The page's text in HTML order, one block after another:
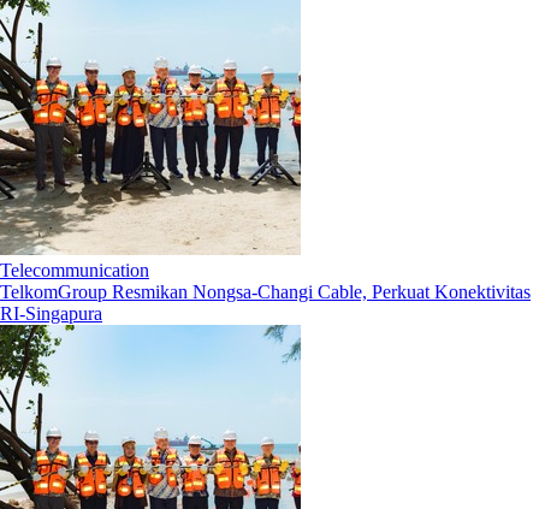
Telecommunication
TelkomGroup Resmikan Nongsa-Changi Cable, Perkuat Konektivitas
RI-Singapura